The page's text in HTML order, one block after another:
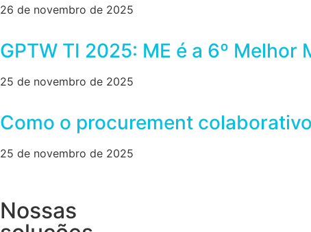
26 de novembro de 2025
GPTW TI 2025: ME é a 6º
25 de novembro de 2025
Como o procurement
25 de novembro de 2025
Nossas